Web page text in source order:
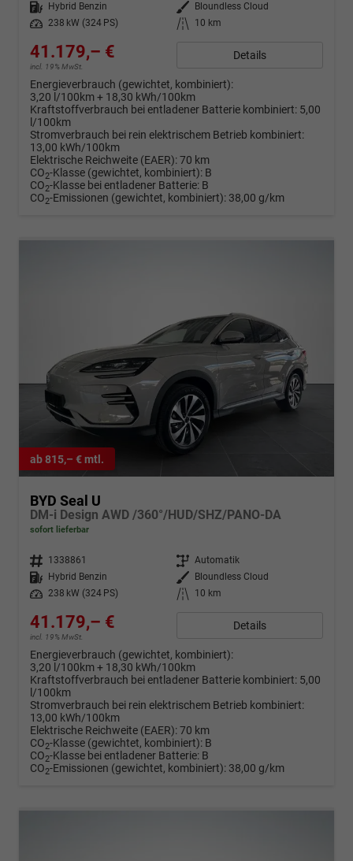
Kraftstoff
Hybrid Benzin Außenfarbe
Bloundless Cloud
Leistung
238 kW (324 PS) Kilometerstand 10 km
41.179,– €
incl. 19% MwSt.
Details
Energieverbrauch (gewichtet, kombiniert):
3,20 l/100km + 18,30 kWh/100km
Kraftstoffverbrauch bei entladener Batterie kombiniert: 5,00
l/100km
Stromverbrauch bei rein elektrischem Betrieb kombiniert:
13,00 kWh/100km
Elektrische Reichweite (EAER):70 km
CO2-Klasse (gewichtet, kombiniert): B
CO2-Klasse bei entladener Batterie: B
CO2-Emissionen (gewichtet, kombiniert): 38,00 g/km
ab 815,– € mtl.
BYD Seal U
DM-i Design AWD /360°/HUD/SHZ/PANO-DA
sofort lieferbar
Fahrzeugnr. 1338861 Getriebe Automatik
Kraftstoff
Hybrid Benzin Außenfarbe
Bloundless Cloud
Leistung
238 kW (324 PS) Kilometerstand 10 km
41.179,– €
incl. 19% MwSt.
Details
Energieverbrauch (gewichtet, kombiniert):
3,20 l/100km + 18,30 kWh/100km
Kraftstoffverbrauch bei entladener Batterie kombiniert: 5,00
l/100km
Stromverbrauch bei rein elektrischem Betrieb kombiniert:
13,00 kWh/100km
Elektrische Reichweite (EAER):70 km
CO2-Klasse (gewichtet, kombiniert): B
CO2-Klasse bei entladener Batterie: B
CO2-Emissionen (gewichtet, kombiniert): 38,00 g/km